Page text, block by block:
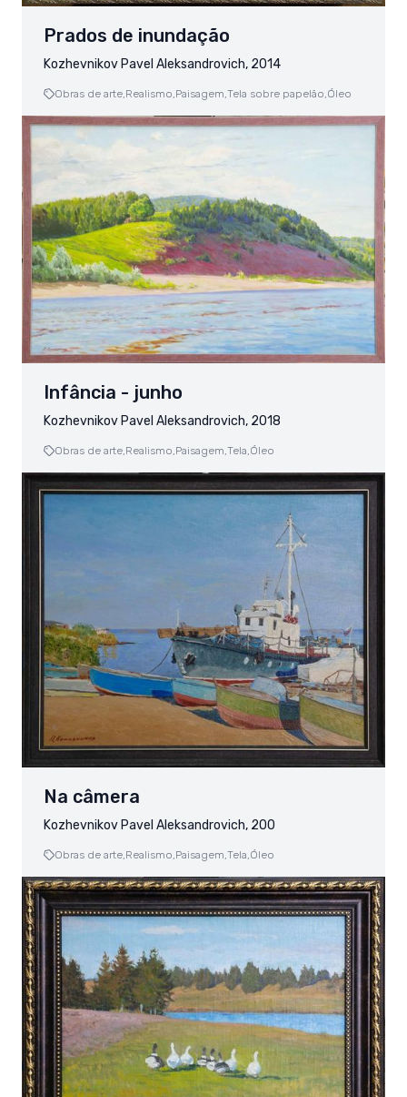
Prados de inundação
Kozhevnikov Pavel Aleksandrovich, 2014
Obras de arte, Realismo, Paisagem, Tela sobre papelão, Óleo
Infância - junho
Kozhevnikov Pavel Aleksandrovich, 2018
Obras de arte, Realismo, Paisagem, Tela, Óleo
Na câmera
Kozhevnikov Pavel Aleksandrovich, 200
Obras de arte, Realismo, Paisagem, Tela, Óleo